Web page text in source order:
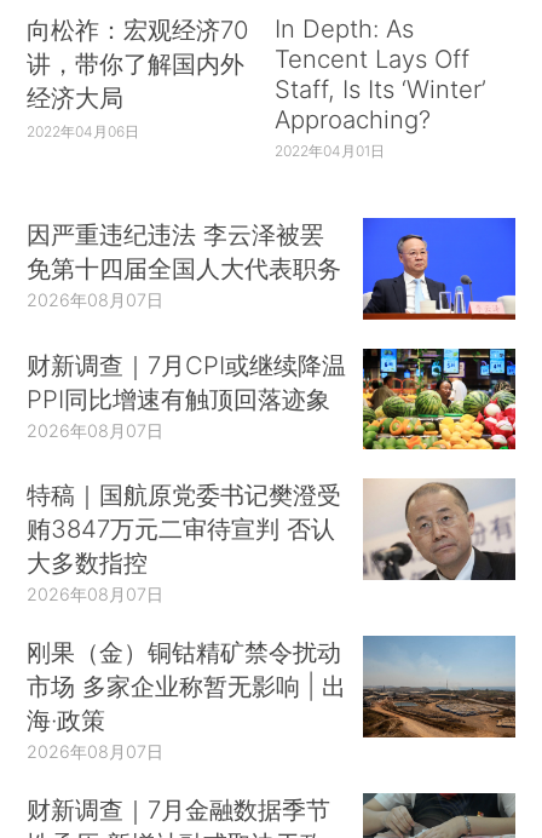
向松祚：宏观经济70
讲，带你了解国内外
经济大局
2022年04月06日
In Depth: As
Tencent Lays Off
Staff, Is Its ‘Winter’
Approaching?
2022年04月01日
因严重违纪违法 李云泽被罢
免第十四届全国人大代表职务
2026年08月07日
财新调查｜7月CPI或继续降温
PPI同比增速有触顶回落迹象
2026年08月07日
特稿｜国航原党委书记樊澄受
贿3847万元二审待宣判 否认
大多数指控
2026年08月07日
刚果（金）铜钴精矿禁令扰动
市场 多家企业称暂无影响 | 出
海·政策
2026年08月07日
财新调查｜7月金融数据季节